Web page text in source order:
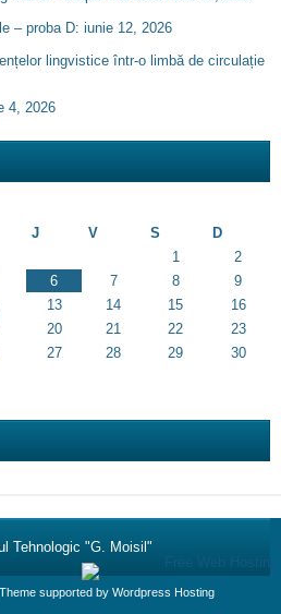
– proba D: iunie 12, 2026
lingvistice într-o limbă de circulație
4, 2026
J V S
D
1
2
6 7 8
9
13 14 15
16
20 21 22
23
27 28 29
30
Tehnologic "G. Moisil"
supported by Wordpress Hosting